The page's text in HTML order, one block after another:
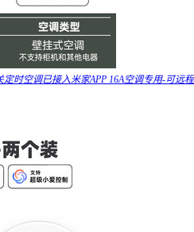
时空调已接入米家APP 16A空调专用-可远程